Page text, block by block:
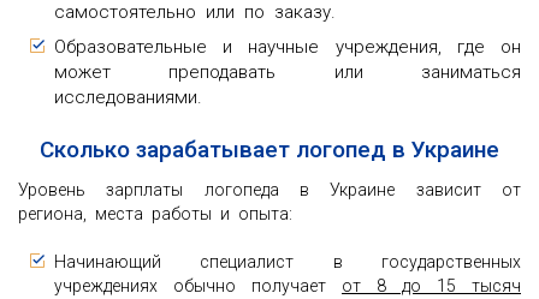
самостоятельно или по заказу.
Образовательные и научные учреждения, где он
может преподавать или заниматься
исследованиями.
Сколько зарабатывает логопед в Украине
Уровень зарплаты логопеда в Украине зависит от
региона, места работы и опыта:
Начинающий специалист в государственных
учреждениях обычно получает от 8 до 15 тысяч